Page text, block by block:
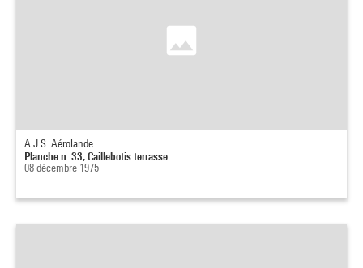
A.J.S. Aérolande
Planche n. 33, Caillebotis terrasse
08 décembre 1975